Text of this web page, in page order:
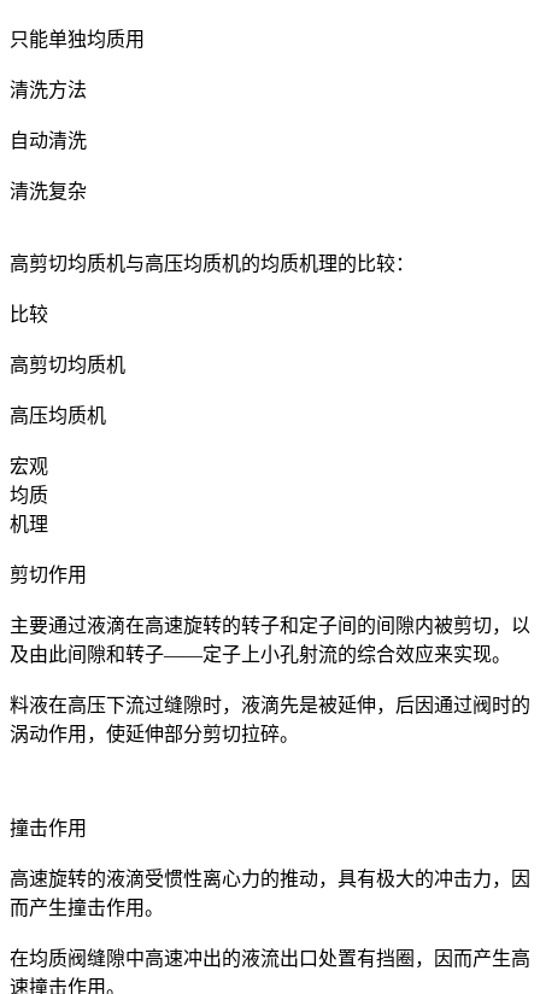
只能单独均质用
清洗方法
自动清洗
清洗复杂
高剪切均质机与高压均质机的均质机理的比较：
比较
高剪切均质机
高压均质机
宏观
均质
机理
剪切作用
主要通过液滴在高速旋转的转子和定子间的间隙内被剪切，以
及由此间隙和转子——定子上小孔射流的综合效应来实现。
料液在高压下流过缝隙时，液滴先是被延伸，后因通过阀时的
涡动作用，使延伸部分剪切拉碎。
撞击作用
高速旋转的液滴受惯性离心力的推动，具有极大的冲击力，因
而产生撞击作用。
在均质阀缝隙中高速冲出的液流出口处置有挡圈，因而产生高
速撞击作用。